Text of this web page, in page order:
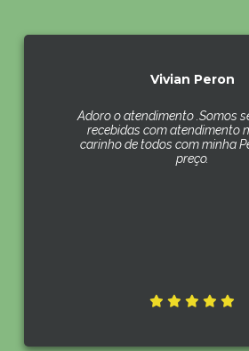
Vivian Peron
Adoro o atendimento .Somos
recebidas com atendimento
carinho de todos com minha
preço.